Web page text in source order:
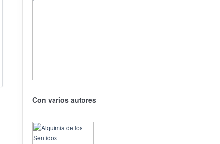
Con varios autores